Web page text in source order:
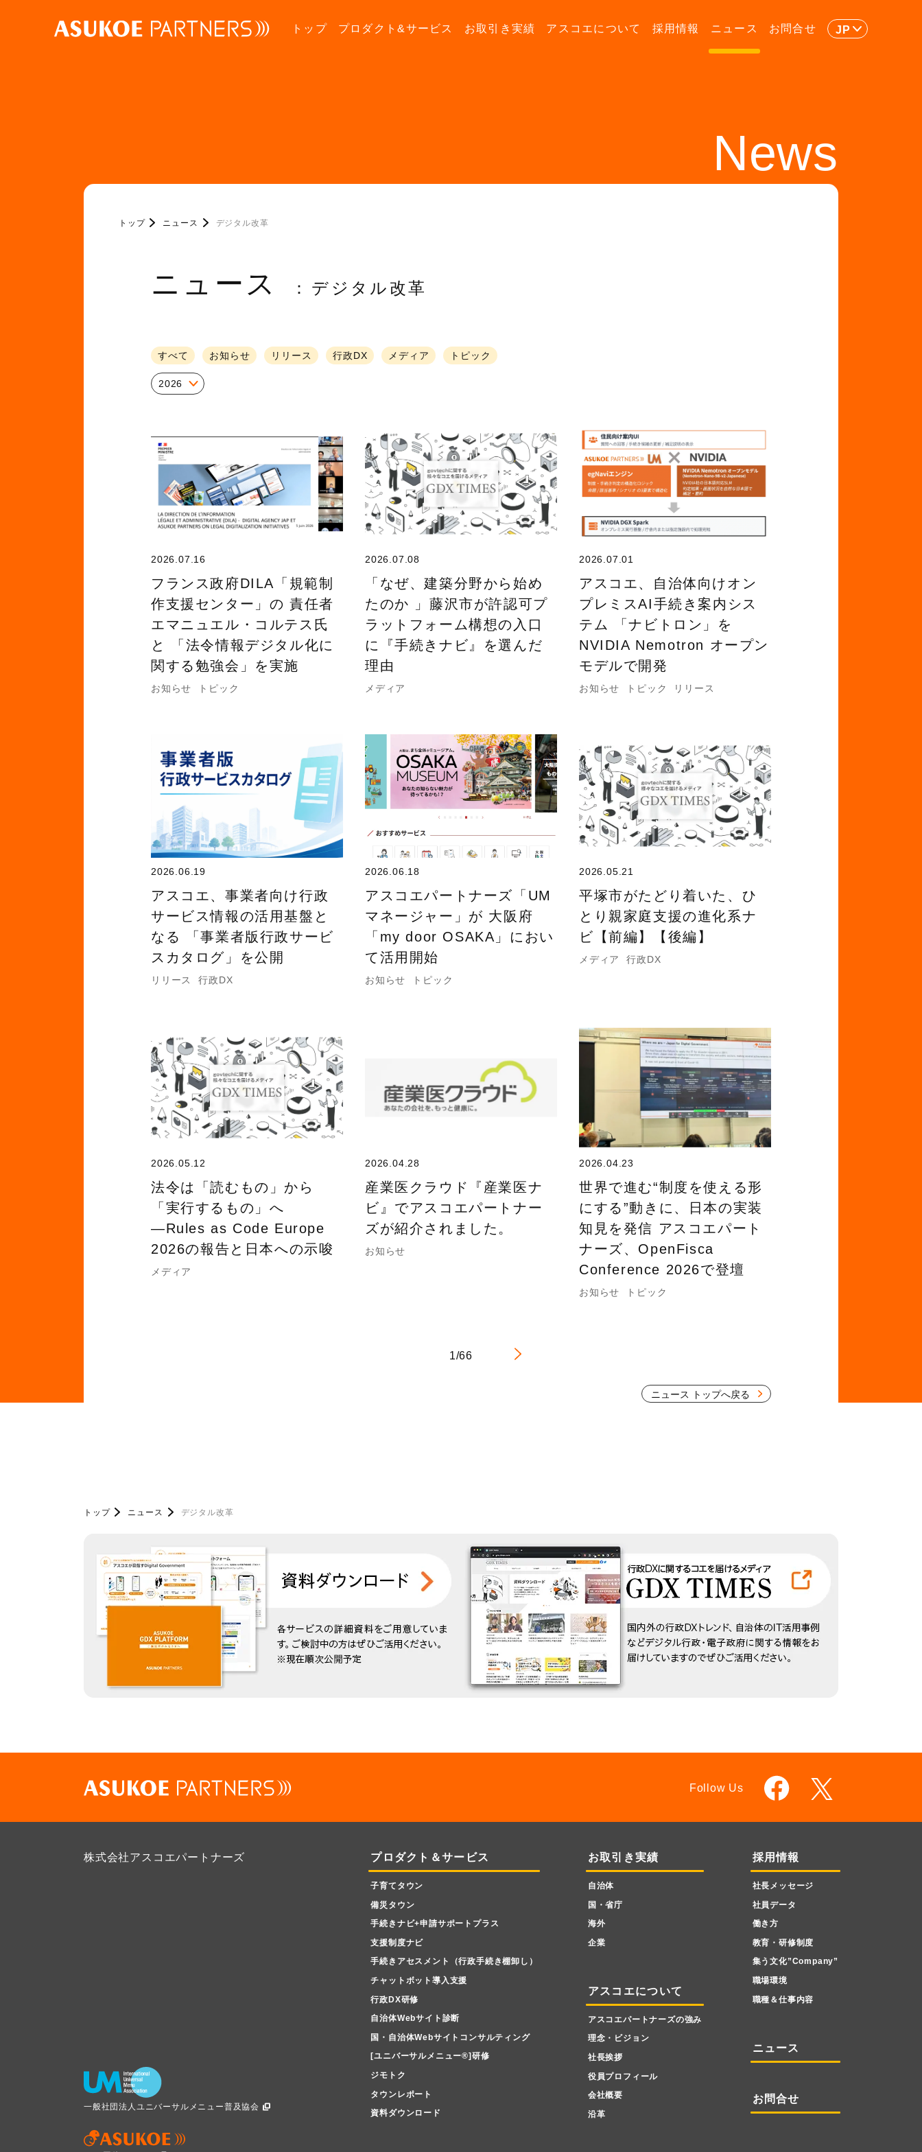
トップ プロダクト&サービス お取引き実績 アスコエについて 採用情報 ニュース お問合せ JP
News
トップ ニュース デジタル改革
ニュース デジタル改革
すべて お知らせ リリース 行政DX メディア トピック
2026
2026.07.16
フランス政府DILA「規範制
作支援センター」の 責任者
エマニュエル・コルテス氏
と 「法令情報デジタル化に
関する勉強会」を実施
お知らせ トピック
2026.07.08
「なぜ、建築分野から始め
たのか 」藤沢市が許認可プ
ラットフォーム構想の入口
に『手続きナビ』を選んだ
理由
メディア
2026.07.01
アスコエ、自治体向けオン
プレミスAI手続き案内シス
テム 「ナビトロン」を
NVIDIA Nemotron オープン
モデルで開発
お知らせ トピック リリース
2026.06.19
アスコエ、事業者向け行政
サービス情報の活用基盤と
なる 「事業者版行政サービ
スカタログ」を公開
リリース 行政DX
2026.06.18
アスコエパートナーズ「UM
マネージャー」が 大阪府
「my door OSAKA」におい
て活用開始
お知らせ トピック
2026.05.21
平塚市がたどり着いた、ひ
とり親家庭支援の進化系ナ
ビ【前編】【後編】
メディア 行政DX
2026.05.12
法令は「読むもの」から
「実行するもの」へ
―Rules as Code Europe
2026の報告と日本への示唆
メディア
2026.04.28
産業医クラウド『産業医ナ
ビ』でアスコエパートナー
ズが紹介されました。
お知らせ
2026.04.23
世界で進む“制度を使える形
にする”動きに、日本の実装
知見を発信 アスコエパート
ナーズ、OpenFisca
Conference 2026で登壇
お知らせ トピック
1/66
ニュース トップへ戻る
トップ ニュース デジタル改革
株式会社アスコエパートナーズ プロダクト＆サービス
子育てタウン
備災タウン
手続きナビ+申請サポートプラス
支援制度ナビ
手続きアセスメント（行政手続き棚卸し）
チャットボット導入支援
行政DX研修
自治体Webサイト診断
国・自治体Webサイトコンサルティング
[ユニバーサルメニュー®]研修
ジモトク
タウンレポート
資料ダウンロード
お取引き実績
自治体
国・省庁
海外
企業
アスコエについて
アスコエパートナーズの強み
理念・ビジョン
社長挨拶
役員プロフィール
会社概要
沿革
採用情報
社長メッセージ
社員データ
働き方
教育・研修制度
集う文化”Company”
職場環境
職種＆仕事内容
ニュース
お問合せ
Follow Us
一般社団法人ユニバーサルメニュー普及協会